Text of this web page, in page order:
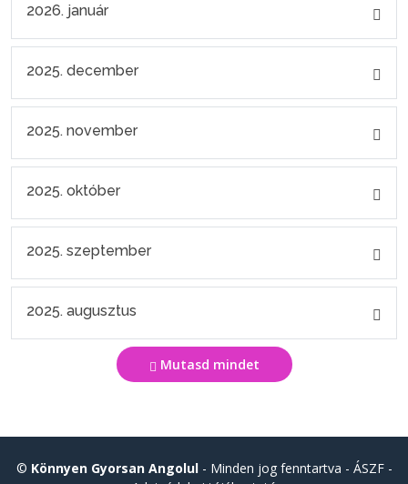
2026. január
2025. december
2025. november
2025. október
2025. szeptember
2025. augusztus
Mutasd mindet
© Könnyen Gyorsan Angolul- Minden jog fenntartva - ÁSZF-